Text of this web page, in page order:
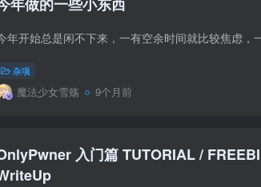
年做的一些小东西
杂项
魔法少女雪殇 9个月前
入门篇 TUTORIAL /